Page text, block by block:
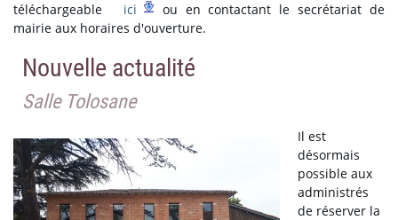
téléchargeable
ici
ou en contactant le secrétariat de
mairie aux horaires d'ouverture.
Nouvelle actualité
Salle Tolosane
Il est
désormais
possible aux
administrés
de réserver la